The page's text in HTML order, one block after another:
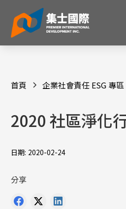
首頁 企業社會責任 ESG 專區
2020 社區淨化
日期: 2020-02-24
分享